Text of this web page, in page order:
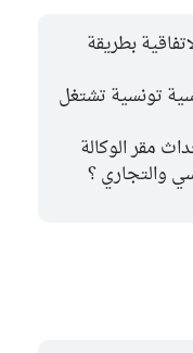
بطريقة
تونسية تشتغل
مقر الوكالة
والتجاري ؟